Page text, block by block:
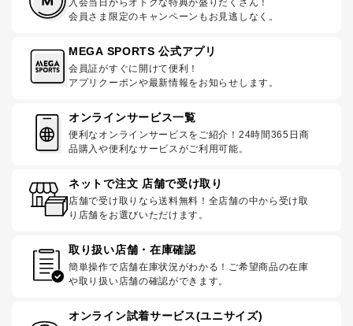
会員さま限定のキャンペーンもお見逃しなく。
MEGA SPORTS 公式アプリ
会員証がすぐに開けて便利！
アプリクーポンや最新情報をお知らせします。
オンラインサービス一覧
便利なオンラインサービスをご紹介！24時間365日商
品購入や便利なサービスがご利用可能。
ネットで注文 店舗で受け取り
店舗で受け取りなら送料無料！全店舗の中から受け取
り店舗をお選びいただけます。
取り扱い店舗・在庫確認
簡単操作で店舗在庫状況がわかる！ご希望商品の在庫
や取り扱い店舗の確認ができます。
オンライン試着サービス(ユニサイズ)